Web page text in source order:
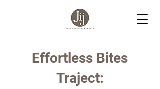
Effortless Bites
Traject: